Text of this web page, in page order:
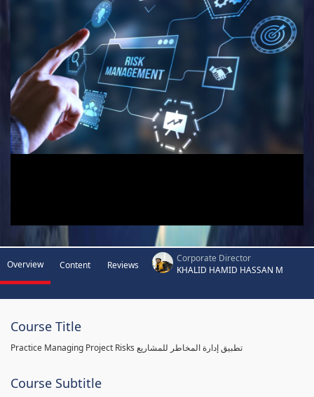
Overview Content Reviews
Corporate Director
KHALID HAMID HASSAN M
Course Title
Practice Managing Project Risks تطبيق إدارة المخاطر للمشاريع
Course Subtitle